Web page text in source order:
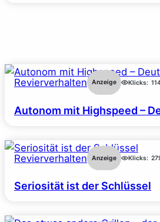
Revierverhalten Anzeige Klicks:
Autonom mit Highspeed –
Revierverhalten Anzeige Klicks:
Seriosität ist der Schlüssel